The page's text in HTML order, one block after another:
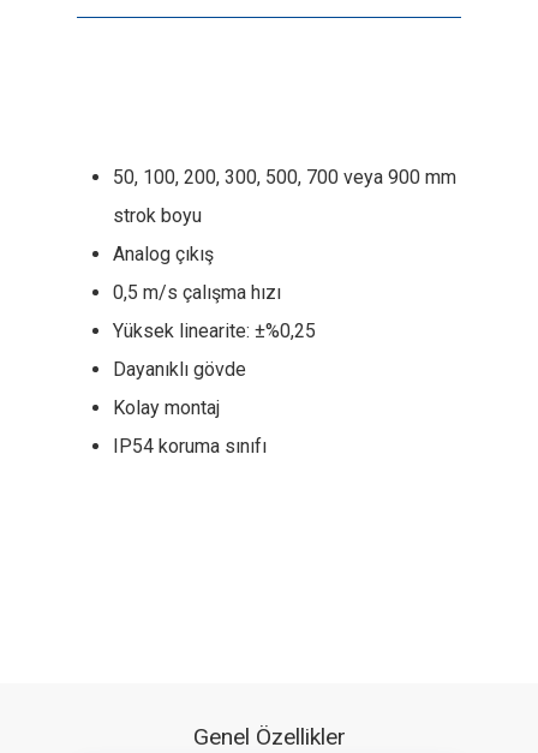
50, 100, 200, 300, 500, 700 veya 900 mm
strok boyu
Analog çıkış
0,5 m/s çalışma hızı
Yüksek linearite: ±%0,25
Dayanıklı gövde
Kolay montaj
IP54 koruma sınıfı
Genel Özellikler